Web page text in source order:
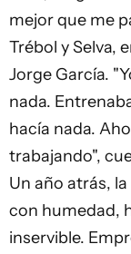
mejor que me
Trébol y Selva,
Jorge García.
nada.
hacía nada.
trabajando",
Un año atrás,
con humedad,
inservible.